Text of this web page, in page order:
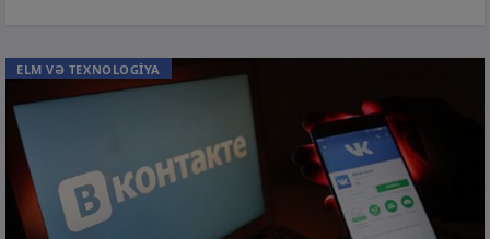
ELM VƏ TEXNOLOGİYA